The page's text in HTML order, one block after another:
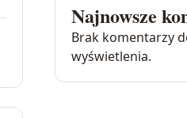
Najnowsze
Brak komentarzy
wyświetlenia.